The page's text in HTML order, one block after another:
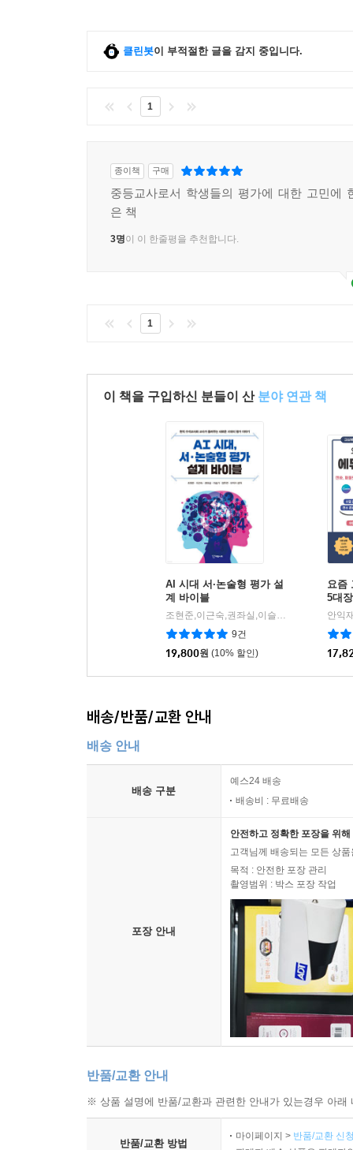
클린봇이 부적절한 글을 감지 중입니다.
1
종이책 구매
중등교사로서 학생들의 평가에 대한 고민에
은 책
3명이 이 한줄평을 추천합니다.
1
이 책을 구입하신 분들이 산 분야 연관 책
AI 시대 서·논술형 평가 설
계 바이블
조현준,이근숙,권좌실,이슬기,엄주연,오덕수 저
9건
19,800원 (10% 할인)
요즘
5대
리에
안익
배송/반품/교환 안내
배송 안내
배송 구분
예스24 배송
배송비 : 무료배송
포장 안내
안전하고 정확한 포장을 위
고객님께 배송되는 모든 상
목적 : 안전한 포장 관리
촬영범위 : 박스 포장 작업
반품/교환 안내
※ 상품 설명에 반품/교환과 관련한 안내가 있는경우 아
반품/교환 방법
마이페이지 > 반품/교환 신